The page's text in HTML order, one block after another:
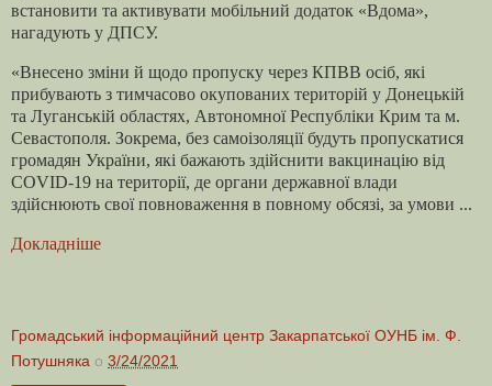
встановити та активувати мобільний додаток «Вдома»,
нагадують у ДПСУ.
«Внесено зміни й щодо пропуску через КПВВ осіб, які
прибувають з тимчасово окупованих територій у Донецькій
та Луганській областях, Автономної Республіки Крим та м.
Севастополя. Зокрема, без самоізоляції будуть пропускатися
громадян України, які бажають здійснити вакцинацію від
COVID-19 на території, де органи державної влади
здійснюють свої повноваження в повному обсязі, за умови ...
Докладніше
Громадський інформаційний центр Закарпатської ОУНБ ім. Ф.
Потушняка о 3/24/2021